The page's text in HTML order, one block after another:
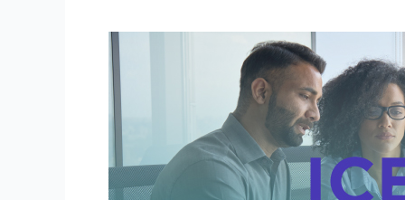
Índice
de
Confiança
do
Empresário
Comércio